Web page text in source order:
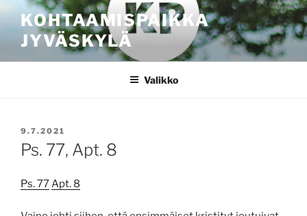
sisältöönKOHTAAMISPAIKKA
JYVÄSKYLÄ
Valikko
JULKAISTU
9.7.2021
Ps. 77, Apt. 8
Ps. 77Apt. 8